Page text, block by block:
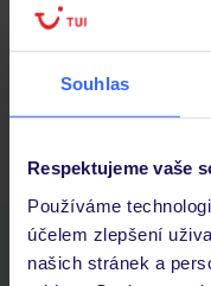
Souhlas
Respektujeme vaše
Používáme
účelem zlepšení
našich stránek a
Hlavní strana Dovolená
Stáhněte si
rychlé